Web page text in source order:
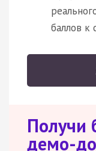
баллов к
Получи
демо-